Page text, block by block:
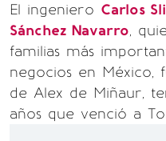
El ingeniero Carlos
Sánchez Navarro,
familias más
negocios en México,
de Alex de Miñaur,
años que venció a